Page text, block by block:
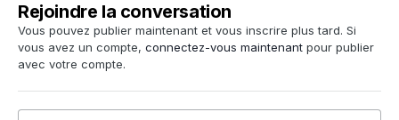
Rejoindre la conversation
Vous pouvez publier maintenant et vous inscrire plus tard. Si
vous avez un compte, connectez-vous maintenant pour publier
avec votre compte.